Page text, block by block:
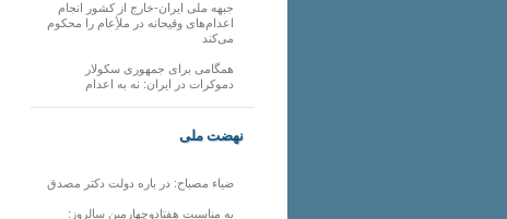
جبهه ملی ایران-خارج از کشور انجام
اعدام‌های وقیحانه در ملأِعام را محکوم
می‌کند
همگامی برای جمهوری سکولار
دموکرات در ایران: نه به اعدام
نهضت ملی
ضیاء مصباح: در باره دولت دکتر مصدق
به مناسبت هفتادوچهارمین سالروز: